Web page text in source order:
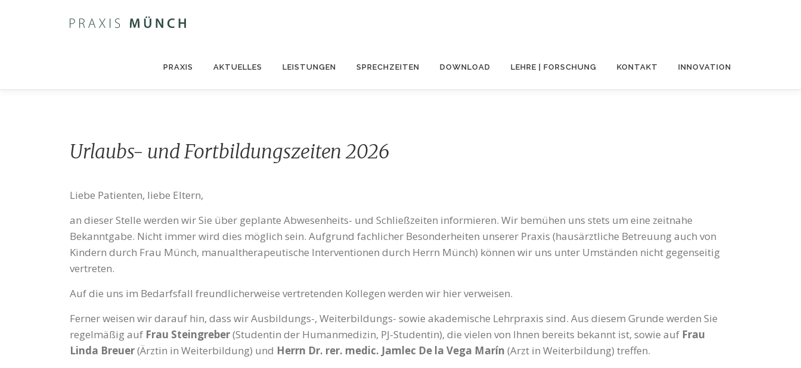
PRAXIS AKTUELLES LEISTUNGEN SPRECHZEITEN DOWNLOAD LEHRE | FORSCHUNG KONTAKT INNOVATION
Urlaubs- und Fortbildungszeiten 2026
Liebe Patienten, liebe Eltern,
an dieser Stelle werden wir Sie über geplante Abwesenheits- und Schließzeiten informieren. Wir bemühen uns stets um eine zeitnahe
Bekanntgabe. Nicht immer wird dies möglich sein. Aufgrund fachlicher Besonderheiten unserer Praxis (hausärztliche Betreuung auch von
Kindern durch Frau Münch, manualtherapeutische Interventionen durch Herrn Münch) können wir uns unter Umständen nicht gegenseitig
vertreten.
Auf die uns im Bedarfsfall freundlicherweise vertretenden Kollegen werden wir hier verweisen.
Ferner weisen wir darauf hin, dass wir Ausbildungs-, Weiterbildungs- sowie akademische Lehrpraxis sind. Aus diesem Grunde werden Sie
regelmäßig auf Frau Steingreber(Studentin der Humanmedizin, PJ-Studentin), die vielen von Ihnen bereits bekannt ist, sowie auf Frau
Linda Breuer(Ärztin in Weiterbildung) und Herrn Dr. rer. medic. Jamlec De la Vega Marín (Arzt in Weiterbildung) treffen.